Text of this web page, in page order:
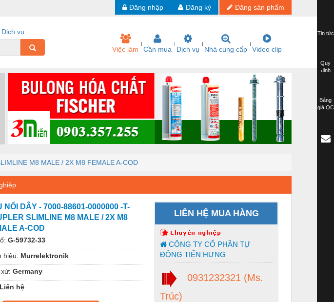
Đăng sản phẩm
Đăng ký
Đăng nhập
Dịch vụ
Việc làm Cần mua Dịch vụ Nhà cung cấp Video clip
M8 MALE / 2X M8 FEMALE A-COD
NỐI DÂY - 7000-88601-0000000 -T-
SLIMLINE M8 MALE / 2X M8
A-COD
G-59732-33
hiệu: Murrelektronik
Germany
Liên hệ
LIÊN HỆ MUA HÀNG
CÔNG TY CỔ PHẦN TỰ
ĐỘNG TIẾN HƯNG
0931232321 (Ms.
Trúc)
Tin tức
Quy
định
Bảng
giá QC